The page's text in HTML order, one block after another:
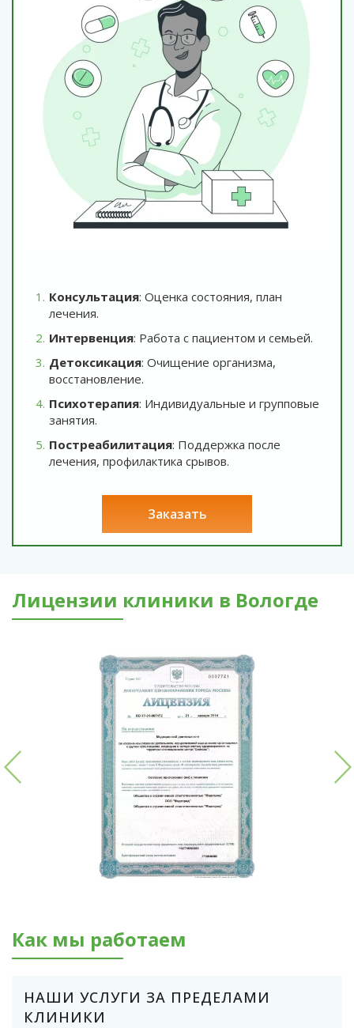
Консультация: Оценка состояния, план
лечения.
Интервенция: Работа с пациентом и семьей.
Детоксикация: Очищение организма,
восстановление.
Психотерапия: Индивидуальные и групповые
занятия.
Постреабилитация: Поддержка после
лечения, профилактика срывов.
заказать
Лицензии клиники в Вологде
Как мы работаем
НАШИ УСЛУГИ ЗА ПРЕДЕЛАМИ
КЛИНИКИ